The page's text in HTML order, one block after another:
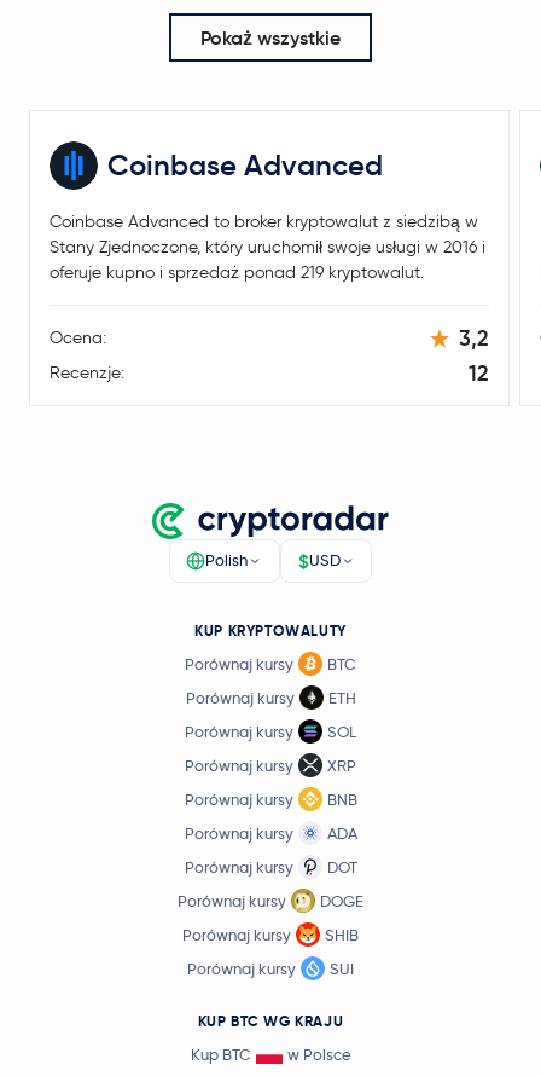
Pokaż wszystkie
Coinbase Advanced
Coinbase Advanced to broker kryptowalut z siedzibą w
Stany Zjednoczone, który uruchomił swoje usługi w 2016 i
oferuje kupno i sprzedaż ponad 219 kryptowalut.
Ocena: 3,2
Recenzje: 12
Polish $USD
KUP KRYPTOWALUTY
Porównaj kursy
BTC
Porównaj kursy
ETH
Porównaj kursy
SOL
Porównaj kursy
XRP
Porównaj kursy
BNB
Porównaj kursy
ADA
Porównaj kursy
DOT
Porównaj kursy
DOGE
Porównaj kursy
SHIB
Porównaj kursy
SUI
KUP BTC WG KRAJU
Kup BTC
w Polsce